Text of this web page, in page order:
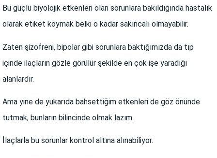
Bu güçlü biyolojik etkenleri olan sorunlara bakıldığında hastalık
olarak etiket koymak belki o kadar sakıncalı olmayabilir.
Zaten şizofreni, bipolar gibi sorunlara baktığımızda da tıp
içinde ilaçların gözle görülür şekilde en çok işe yaradığı
alanlardır.
Ama yine de yukarıda bahsettiğim etkenleri de göz önünde
tutmak, bunların bilincinde olmak lazım.
İlaçlarla bu sorunlar kontrol altına alınabiliyor.